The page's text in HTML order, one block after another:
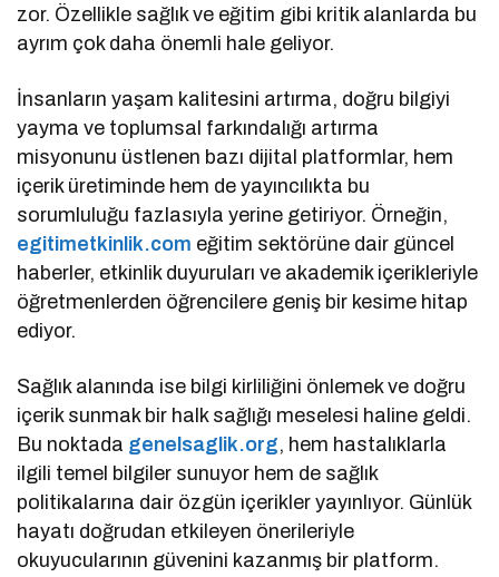
zor. Özellikle sağlık ve eğitim gibi kritik alanlarda bu
ayrım çok daha önemli hale geliyor.
İnsanların yaşam kalitesini artırma, doğru bilgiyi
yayma ve toplumsal farkındalığı artırma
misyonunu üstlenen bazı dijital platformlar, hem
içerik üretiminde hem de yayıncılıkta bu
sorumluluğu fazlasıyla yerine getiriyor. Örneğin,
egitimetkinlik.com eğitim sektörüne dair güncel
haberler, etkinlik duyuruları ve akademik içerikleriyle
öğretmenlerden öğrencilere geniş bir kesime hitap
ediyor.
Sağlık alanında ise bilgi kirliliğini önlemek ve doğru
içerik sunmak bir halk sağlığı meselesi haline geldi.
Bu noktada genelsaglik.org, hem hastalıklarla
ilgili temel bilgiler sunuyor hem de sağlık
politikalarına dair özgün içerikler yayınlıyor. Günlük
hayatı doğrudan etkileyen önerileriyle
okuyucularının güvenini kazanmış bir platform.